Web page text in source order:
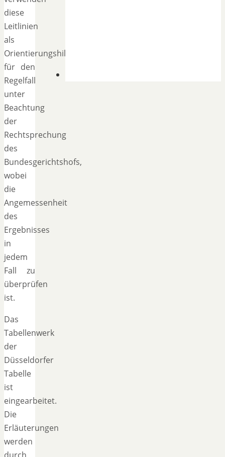
diese
Leitlinien
als
Orientierungshilfe
für den
Regelfall
unter
Beachtung
der
Rechtsprechung
des
Bundesgerichtshofs,
wobei
die
Angemessenheit
des
Ergebnisses
in
jedem
Fall zu
überprüfen
ist.
Das
Tabellenwerk
der
Düsseldorfer
Tabelle
ist
eingearbeitet.
Die
Erläuterungen
werden